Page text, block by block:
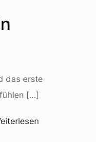
das erste
[…]